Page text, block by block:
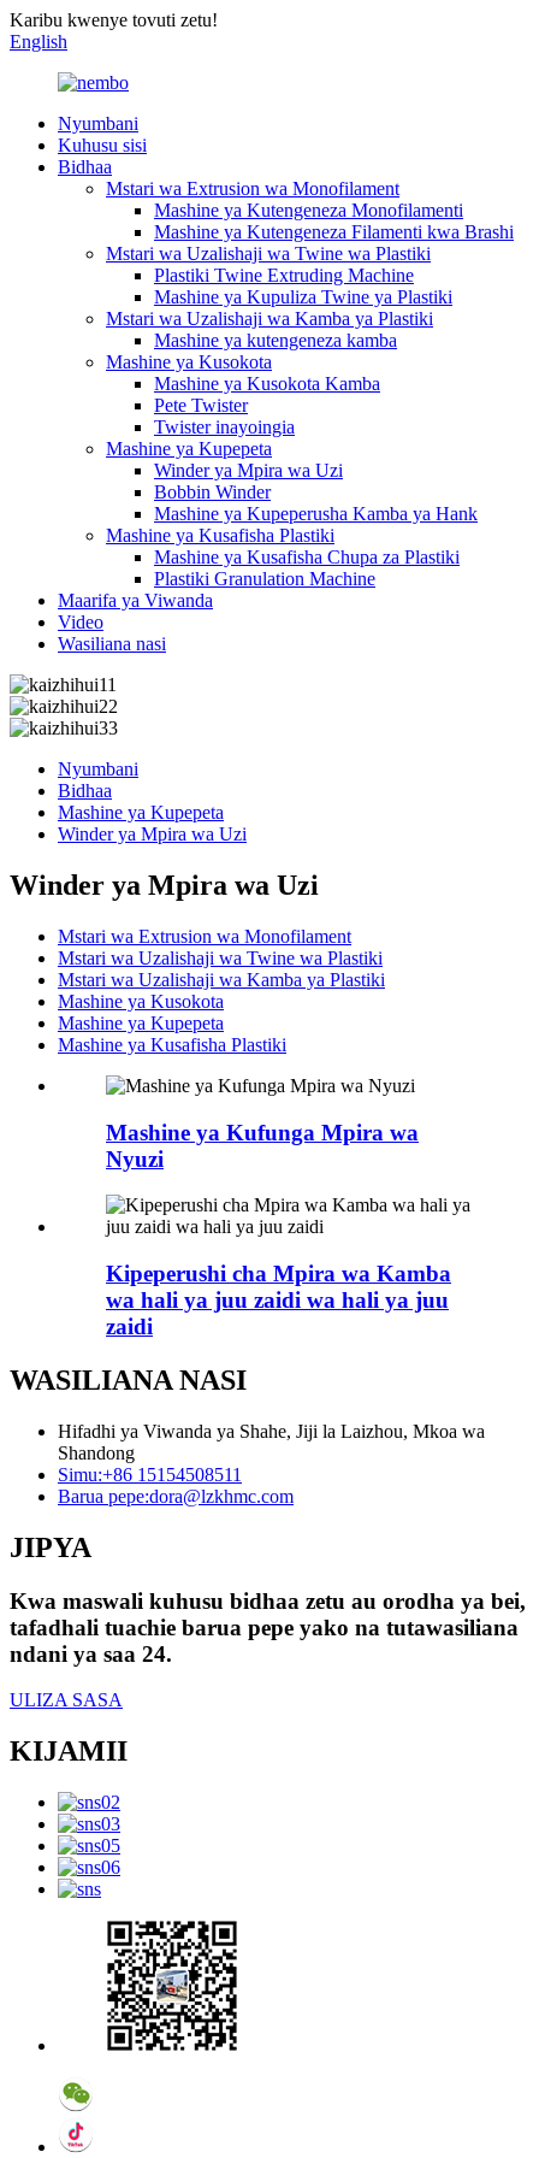
Karibu kwenye tovuti zetu!
English
Nyumbani
Kuhusu sisi
Bidhaa
Mstari wa Extrusion wa Monofilament
Mashine ya Kutengeneza Monofilamenti
Mashine ya Kutengeneza Filamenti kwa Brashi
Mstari wa Uzalishaji wa Twine wa Plastiki
Plastiki Twine Extruding Machine
Mashine ya Kupuliza Twine ya Plastiki
Mstari wa Uzalishaji wa Kamba ya Plastiki
Mashine ya kutengeneza kamba
Mashine ya Kusokota
Mashine ya Kusokota Kamba
Pete Twister
Twister inayoingia
Mashine ya Kupepeta
Winder ya Mpira wa Uzi
Bobbin Winder
Mashine ya Kupeperusha Kamba ya Hank
Mashine ya Kusafisha Plastiki
Mashine ya Kusafisha Chupa za Plastiki
Plastiki Granulation Machine
Maarifa ya Viwanda
Video
Wasiliana nasi
Nyumbani
Bidhaa
Mashine ya Kupepeta
Winder ya Mpira wa Uzi
Winder ya Mpira wa Uzi
Mstari wa Extrusion wa Monofilament
Mstari wa Uzalishaji wa Twine wa Plastiki
Mstari wa Uzalishaji wa Kamba ya Plastiki
Mashine ya Kusokota
Mashine ya Kupepeta
Mashine ya Kusafisha Plastiki
Mashine ya Kufunga Mpira wa
Nyuzi
Kipeperushi cha Mpira wa Kamba
wa hali ya juu zaidi wa hali ya juu
zaidi
WASILIANA NASI
Hifadhi ya Viwanda ya Shahe, Jiji la Laizhou, Mkoa wa
Shandong
Simu:+86 15154508511
Barua pepe:dora@lzkhmc.com
JIPYA
Kwa maswali kuhusu bidhaa zetu au orodha ya bei,
tafadhali tuachie barua pepe yako na tutawasiliana
ndani ya saa 24.
ULIZA SASA
KIJAMII